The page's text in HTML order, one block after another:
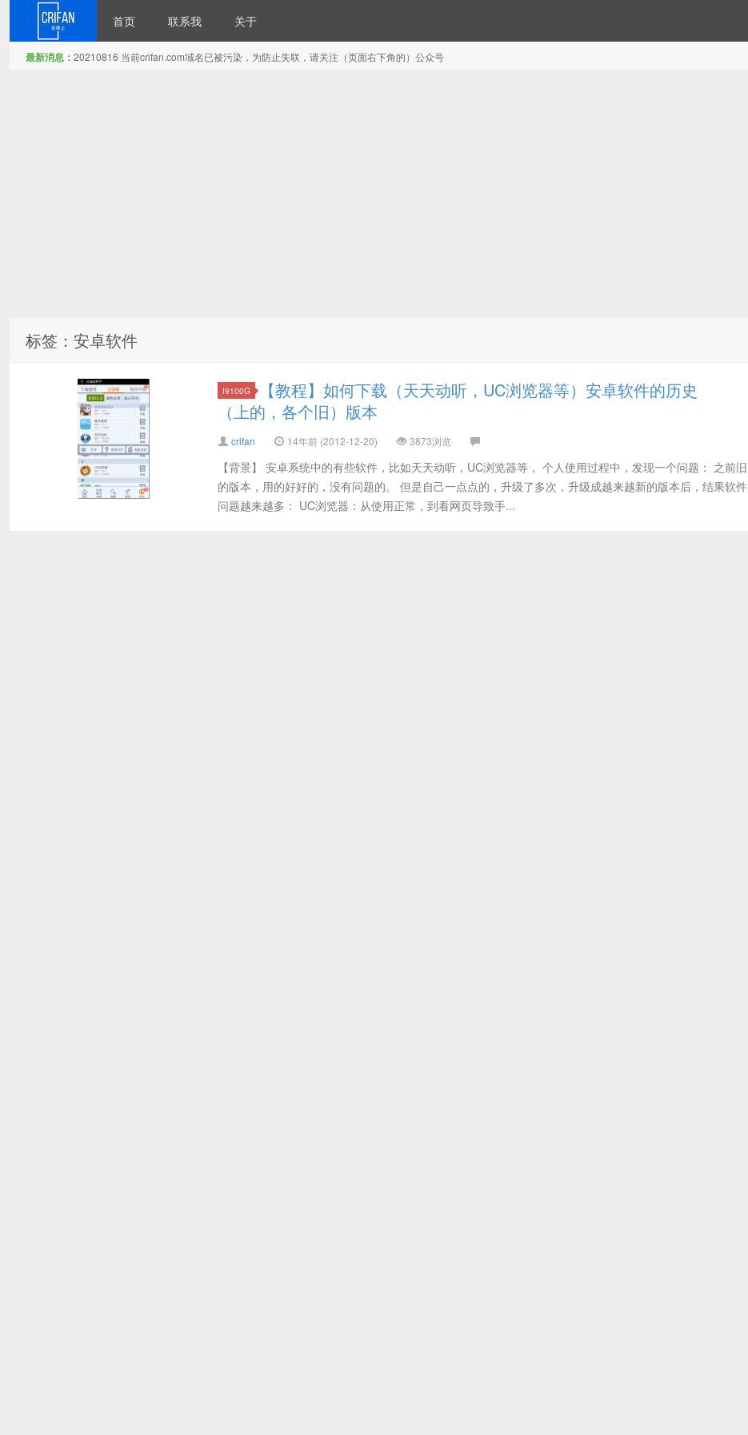
首页 联系我 关于
最新消息： 20210816 当前crifan.com域名已被污染，为防止失联，请关注（页面右下角的）公众号
标签：安卓软件
I9100G
【教程】如何下载（天天动听，UC浏览器等）安卓软件的历史
（上的，各个旧）版本
crifan 14年前 (2012-12-20) 3873浏览
【背景】 安卓系统中的有些软件，比如天天动听，UC浏览器等， 个人使用过程中，发现一个问题： 之前旧
的版本，用的好好的，没有问题的。 但是自己一点点的，升级了多次，升级成越来越新的版本后，结果软件
问题越来越多： UC浏览器：从使用正常，到看网页导致手...